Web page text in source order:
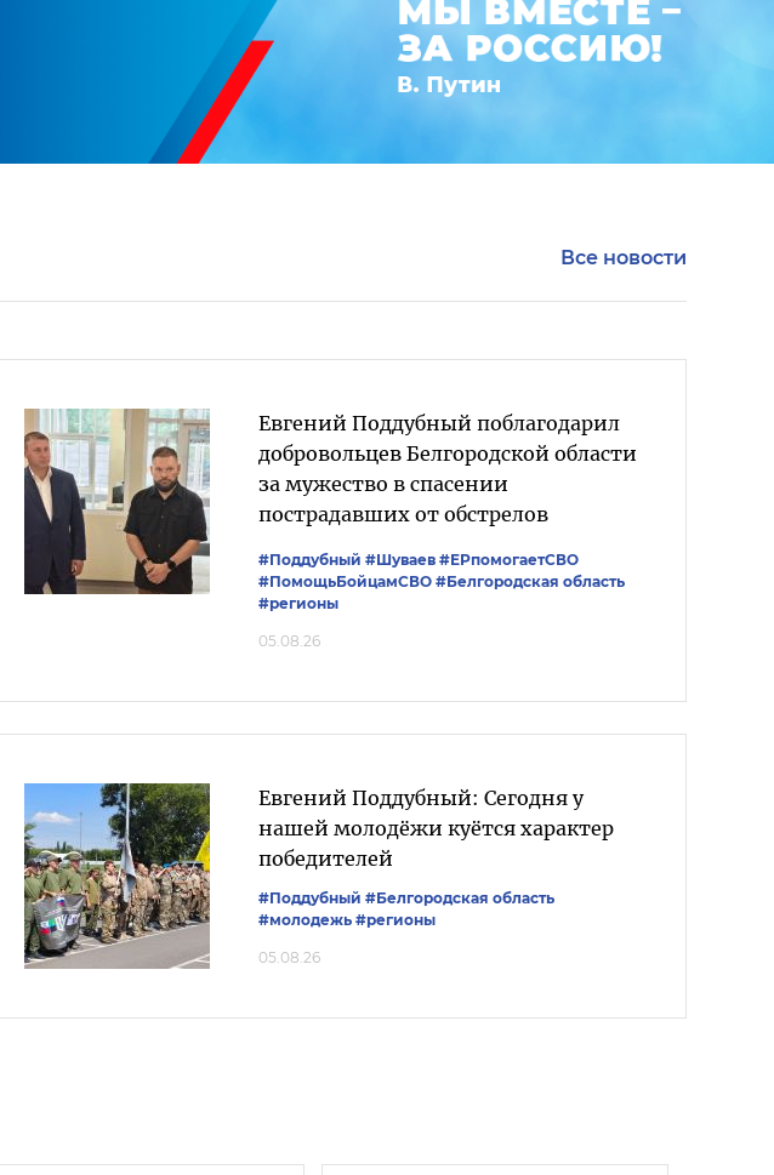
Все новости
Евгений Поддубный поблагодарил
добровольцев Белгородской области
за мужество в спасении
пострадавших от обстрелов
#Поддубный #Шуваев #ЕРпомогаетСВО
#ПомощьБойцамСВО #Белгородская область
#регионы
05.08.26
Евгений Поддубный: Сегодня у
нашей молодёжи куётся характер
победителей
#Поддубный #Белгородская область
#молодежь #регионы
05.08.26